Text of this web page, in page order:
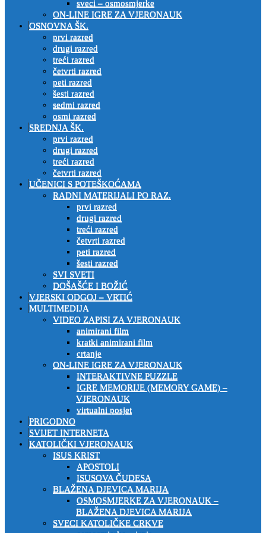
sveci – osmosmjerke
ON-LINE IGRE ZA VJERONAUK
OSNOVNA ŠK.
prvi razred
drugi razred
treći razred
četvrti razred
peti razred
šesti razred
sedmi razred
osmi razred
SREDNJA ŠK.
prvi razred
drugi razred
treći razred
četvrti razred
UČENICI S POTEŠKOĆAMA
RADNI MATERIJALI PO RAZ.
prvi razred
drugi razred
treći razred
četvrti razred
peti razred
šesti razred
SVI SVETI
DOŠAŠĆE I BOŽIĆ
VJERSKI ODGOJ – VRTIĆ
MULTIMEDIJA
VIDEO ZAPISI ZA VJERONAUK
animirani film
kratki animirani film
crtanje
ON-LINE IGRE ZA VJERONAUK
INTERAKTIVNE PUZZLE
IGRE MEMORIJE (MEMORY GAME) –
VJERONAUK
virtualni posjet
PRIGODNO
SVIJET INTERNETA
KATOLIČKI VJERONAUK
ISUS KRIST
APOSTOLI
ISUSOVA ČUDESA
BLAŽENA DJEVICA MARIJA
OSMOSMJERKE ZA VJERONAUK –
BLAŽENA DJEVICA MARIJA
SVECI KATOLIČKE CRKVE